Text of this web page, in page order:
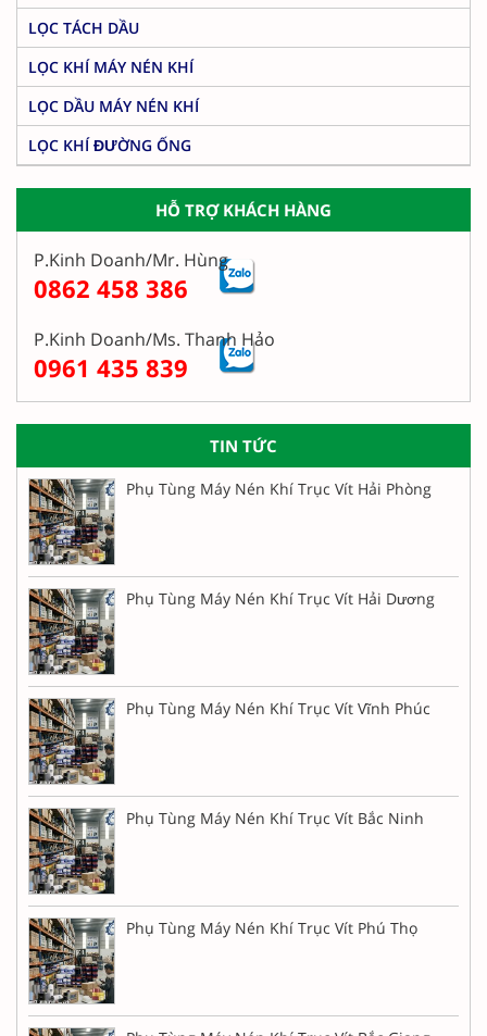
LỌC TÁCH DẦU
LỌC KHÍ MÁY NÉN KHÍ
LỌC DẦU MÁY NÉN KHÍ
LỌC KHÍ ĐƯỜNG ỐNG
HỖ TRỢ KHÁCH HÀNG
P.Kinh Doanh/Mr. Hùng
0862 458 386
P.Kinh Doanh/Ms. Thanh Hảo
0961 435 839
TIN TỨC
Phụ Tùng Máy Nén Khí Trục Vít Hải Phòng
Phụ Tùng Máy Nén Khí Trục Vít Hải Dương
Phụ Tùng Máy Nén Khí Trục Vít Vĩnh Phúc
Phụ Tùng Máy Nén Khí Trục Vít Bắc Ninh
Phụ Tùng Máy Nén Khí Trục Vít Phú Thọ